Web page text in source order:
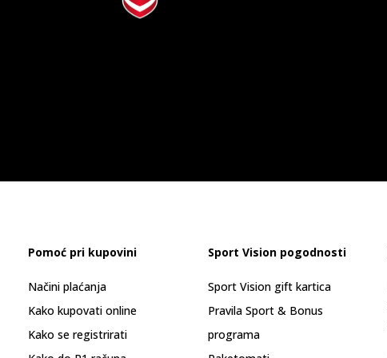
Pomoć pri kupovini
Načini plaćanja
Kako kupovati online
Kako se registrirati
Sport Vision pogodnosti
Sport Vision gift kartica
Pravila Sport & Bonus
programa